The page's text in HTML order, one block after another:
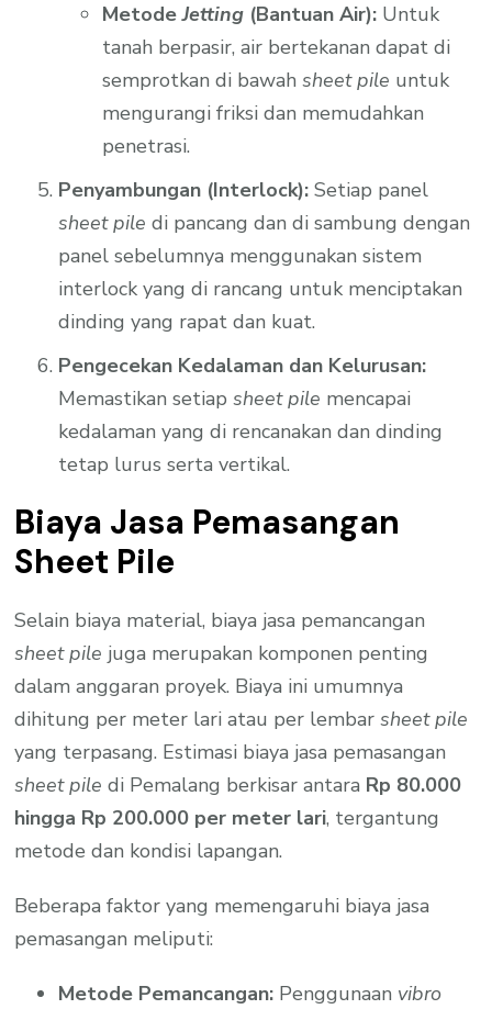
MetodeJetting (Bantuan Air): Untuk
tanah berpasir, air bertekanan dapat di
semprotkan di bawahsheet pile untuk
mengurangi friksi dan memudahkan
penetrasi.
Penyambungan (Interlock): Setiap panel
sheet pile di pancang dan di sambung dengan
panel sebelumnya menggunakan sistem
interlock yang di rancang untuk menciptakan
dinding yang rapat dan kuat.
Pengecekan Kedalaman dan Kelurusan:
Memastikan setiapsheet pile mencapai
kedalaman yang di rencanakan dan dinding
tetap lurus serta vertikal.
Biaya Jasa Pemasangan
Sheet Pile
Selain biaya material, biaya jasa pemancangan
sheet pile juga merupakan komponen penting
dalam anggaran proyek. Biaya ini umumnya
dihitung per meter lari atau per lembarsheet pile
yang terpasang. Estimasi biaya jasa pemasangan
sheet pile di Pemalang berkisar antara Rp 80.000
hingga Rp 200.000 per meter lari, tergantung
metode dan kondisi lapangan.
Beberapa faktor yang memengaruhi biaya jasa
pemasangan meliputi:
Metode Pemancangan: Penggunaan vibro